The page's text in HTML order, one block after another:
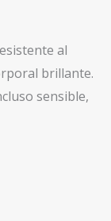
al
brillante.
sensible,